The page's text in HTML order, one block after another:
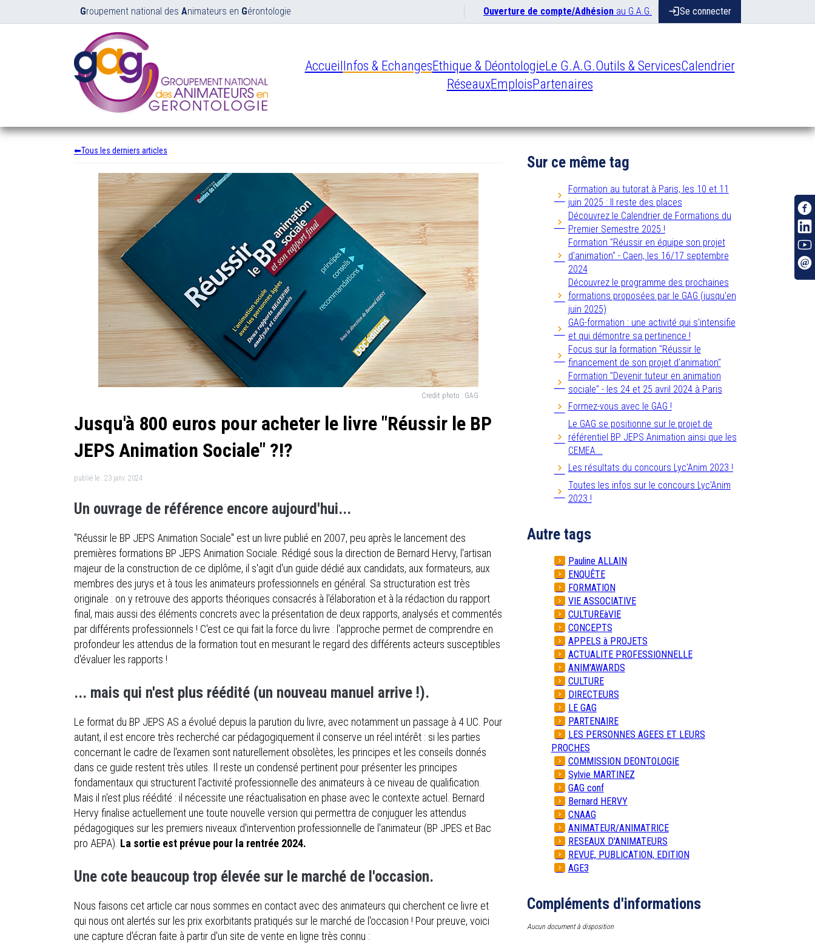
Groupement national des Animateurs en Gérontologie Ouverture de compte/Adhésion au G.A.G. loginSe connecter
AccueilInfos & EchangesEthique & DéontologieLe G.A.G.Outils & ServicesCalendrier
RéseauxEmploisPartenaires
Tous les derniers articles
Credit photo : GAG
Jusqu'à 800 euros pour acheter le livre "Réussir le BP
JEPS Animation Sociale" ?!?
publié le : 23 janv. 2024
Un ouvrage de référence encore aujourd'hui...
"Réussir le BP JEPS Animation Sociale" est un livre publié en 2007, peu après le lancement des
premières formations BP JEPS Animation Sociale. Rédigé sous la direction de Bernard Hervy, l'artisan
majeur de la construction de ce diplôme, il s'agit d'un guide dédié aux candidats, aux formateurs, aux
membres des jurys et à tous les animateurs professionnels en général. Sa structuration est très
originale : on y retrouve des apports théoriques consacrés à l'élaboration et à la rédaction du rapport
final, mais aussi des éléments concrets avec la présentation de deux rapports, analysés et commentés
par différents professionnels ! C'est ce qui fait la force du livre : l'approche permet de comprendre en
profondeur les attendus de la formation tout en mesurant le regard des différents acteurs susceptibles
d'évaluer les rapports !
... mais qui n'est plus réédité (un nouveau manuel arrive !).
Le format du BP JEPS AS a évolué depuis la parution du livre, avec notamment un passage à 4 UC. Pour
autant, il est encore très recherché car pédagogiquement il conserve un réel intérêt : si les parties
concernant le cadre de l'examen sont naturellement obsolètes, les principes et les conseils donnés
dans ce guide restent très utiles. Il reste un condensé pertinent pour présenter les principes
fondamentaux qui structurent l'activité professionnelle des animateurs à ce niveau de qualification.
Mais il n'est plus réédité : il nécessite une réactualisation en phase avec le contexte actuel. Bernard
Hervy finalise actuellement une toute nouvelle version qui permettra de conjuguer les attendus
pédagogiques sur les premiers niveaux d'intervention professionnelle de l'animateur (BP JPES et Bac
pro AEPA). La sortie est prévue pour la rentrée 2024.
Une cote beaucoup trop élevée sur le marché de l'occasion.
Nous faisons cet article car nous sommes en contact avec des animateurs qui cherchent ce livre et
qui nous ont alertés sur les prix exorbitants pratiqués sur le marché de l'occasion ! Pour preuve, voici
une capture d'écran faite à partir d'un site de vente en ligne très connu :
Sur ce même tag
Formation au tutorat à Paris, les 10 et 11
juin 2025 : Il reste des places
Découvrez le Calendrier de Formations du
Premier Semestre 2025 !
Formation "Réussir en équipe son projet
d'animation" - Caen, les 16/17 septembre
2024
Découvrez le programme des prochaines
formations proposées par le GAG (jusqu'en
juin 2025)
GAG-formation : une activité qui s'intensifie
et qui démontre sa pertinence !
Focus sur la formation "Réussir le
financement de son projet d'animation"
Formation "Devenir tuteur en animation
sociale" - les 24 et 25 avril 2024 à Paris
Formez-vous avec le GAG !
Le GAG se positionne sur le projet de
référentiel BP JEPS Animation ainsi que les
CEMEA...
Les résultats du concours Lyc'Anim 2023 !
Toutes les infos sur le concours Lyc'Anim
2023 !
Autre tags
Pauline ALLAIN
ENQUÊTE
FORMATION
VIE ASSOCIATIVE
CULTUREàVIE
CONCEPTS
APPELS à PROJETS
ACTUALITE PROFESSIONNELLE
ANIM'AWARDS
CULTURE
DIRECTEURS
LE GAG
PARTENAIRE
LES PERSONNES AGEES ET LEURS
PROCHES
COMMISSION DEONTOLOGIE
Sylvie MARTINEZ
GAG conf
Bernard HERVY
CNAAG
ANIMATEUR/ANIMATRICE
RESEAUX D'ANIMATEURS
REVUE, PUBLICATION, EDITION
AGE3
Compléments d'informations
Aucun document à disposition